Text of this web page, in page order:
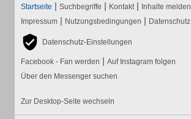
Startseite | Suchbegriffe | Kontakt | Inhalte melden
Impressum | Nutzungsbedingungen | Datenschutz
Datenschutz-Einstellungen
Facebook - Fan werden | Auf Instagram folgen
Über den Messenger suchen
Zur Desktop-Seite wechseln